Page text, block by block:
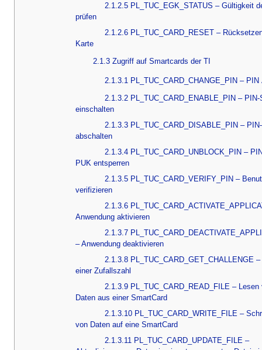
2.1.2.5 PL_TUC_EGK_STATUS – Gültigkeit
prüfen
2.1.2.6 PL_TUC_CARD_RESET –
Karte
2.1.3 Zugriff auf Smartcards der TI
2.1.3.1 PL_TUC_CARD_CHANGE_PIN – PIN
2.1.3.2 PL_TUC_CARD_ENABLE_PIN –
einschalten
2.1.3.3 PL_TUC_CARD_DISABLE_PIN –
abschalten
2.1.3.4 PL_TUC_CARD_UNBLOCK_PIN –
PUK entsperren
2.1.3.5 PL_TUC_CARD_VERIFY_PIN –
verifizieren
2.1.3.6
Anwendung aktivieren
2.1.3.7
– Anwendung deaktivieren
2.1.3.8 PL_TUC_CARD_GET_CHALLENGE
einer Zufallszahl
2.1.3.9 PL_TUC_CARD_READ_FILE – Lesen
Daten aus einer SmartCard
2.1.3.10 PL_TUC_CARD_WRITE_FILE –
von Daten auf eine SmartCard
2.1.3.11 PL_TUC_CARD_UPDATE_FILE –